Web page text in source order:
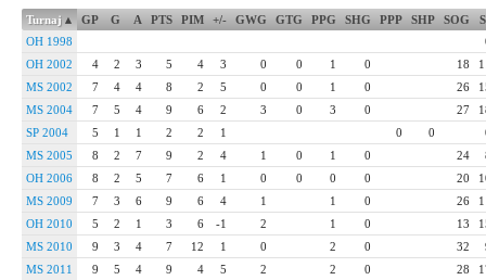
Turnaj ▴ GP G A PTS PIM +/- GWG GTG PPG SHG PPP SHP SOG
OH 1998
OH 2002
4 2 3 5 4 3 0 0 1 0 18
MS 2002
7 4 4 8 2 5 0 0 1 0 26
MS 2004
7 5 4 9 6 2 3 0 3 0 27
SP 2004
5 1 1 2 2 1 0 0
MS 2005
8 2 7 9 2 4 1 0 1 0 24
OH 2006
8 2 5 7 6 1 0 0 0 0 20
MS 2009
7 3 6 9 6 4 1 1 0 26
OH 2010
5 2 1 3 6 -1 2 1 0 13
MS 2010
9 3 4 7 12 1 0 2 0 32
MS 2011
9 5 4 9 4 5 2 2 0 28